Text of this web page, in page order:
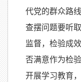
代党的群众路
查摆问题要听
监督，检验成
否满意作为检
开展学习教育